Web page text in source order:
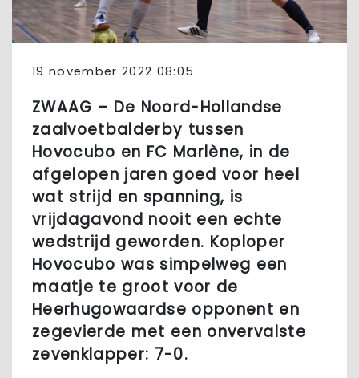
19 november 2022 08:05
ZWAAG – De Noord-Hollandse
zaalvoetbalderby tussen
Hovocubo en FC Marlène, in de
afgelopen jaren goed voor heel
wat strijd en spanning, is
vrijdagavond nooit een echte
wedstrijd geworden. Koploper
Hovocubo was simpelweg een
maatje te groot voor de
Heerhugowaardse opponent en
zegevierde met een onvervalste
zevenklapper: 7-0.